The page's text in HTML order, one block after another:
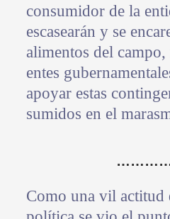
consumidor de la
escasearán y se
alimentos del
entes
apoyar estas
sumidos en el
Como una vil actitud